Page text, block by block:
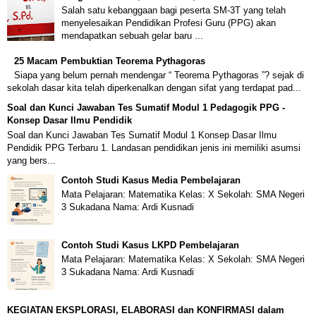
Salah satu kebanggaan bagi peserta SM-3T yang telah
menyelesaikan Pendidikan Profesi Guru (PPG) akan
mendapatkan sebuah gelar baru ...
25 Macam Pembuktian Teorema Pythagoras
Siapa yang belum pernah mendengar “ Teorema Pythagoras ”? sejak di
sekolah dasar kita telah diperkenalkan dengan sifat yang terdapat pad...
Soal dan Kunci Jawaban Tes Sumatif Modul 1 Pedagogik PPG -
Konsep Dasar Ilmu Pendidik
Soal dan Kunci Jawaban Tes Sumatif Modul 1 Konsep Dasar Ilmu
Pendidik PPG Terbaru 1. Landasan pendidikan jenis ini memiliki asumsi
yang bers...
Contoh Studi Kasus Media Pembelajaran
Mata Pelajaran: Matematika Kelas: X Sekolah: SMA Negeri
3 Sukadana Nama: Ardi Kusnadi
Contoh Studi Kasus LKPD Pembelajaran
Mata Pelajaran: Matematika Kelas: X Sekolah: SMA Negeri
3 Sukadana Nama: Ardi Kusnadi
KEGIATAN EKSPLORASI, ELABORASI dan KONFIRMASI dalam